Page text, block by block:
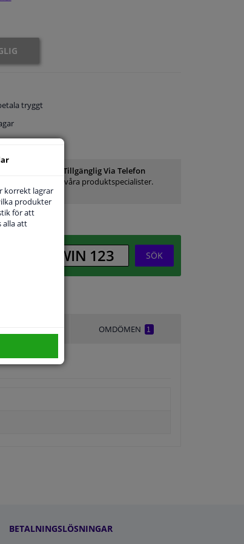
tryggt
Inte Tillgänglig Via Telefon
Ställ din fråga hos våra produktspecialister.
Och Svar
SÖK
OMDÖMEN 1
BETALNINGSLÖSNINGAR
korrekt lagrar
produkter
för att
alla att